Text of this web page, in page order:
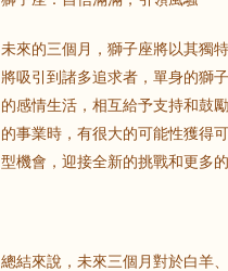
未來的三個月，獅子座將以其獨
將吸引到諸多追求者，單身的獅
的感情生活，相互給予支持和鼓
的事業時，有很大的可能性獲得
型機會，迎接全新的挑戰和更多的
總結來說，未來三個月對於白羊